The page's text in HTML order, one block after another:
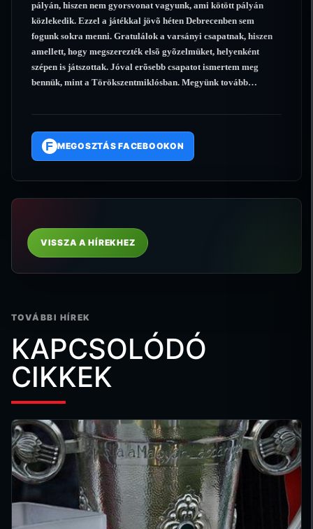
pályán, hiszen nem gyorsvonat vagyunk, ami kötött pályán
közlekedik. Ezzel a játékkal jövõ héten Debrecenben sem
fogunk sokra menni. Gratulálok a varsányi csapatnak, hiszen
amellett, hogy megszerezték elsõ gyõzelmüket, helyenként
szépen is játszottak. Jóval erõsebb csapatot ismertem meg
bennük, mint a Törökszentmiklósban. Megyünk tovább…
F MEGOSZTÁS FACEBOOKON
VISSZA A HÍREKHEZ
TOVÁBBI HÍREK
KAPCSOLÓDÓ
CIKKEK